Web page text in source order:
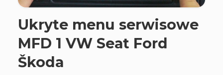
Ukryte menu serwisowe
MFD 1 VW Seat Ford
Škoda